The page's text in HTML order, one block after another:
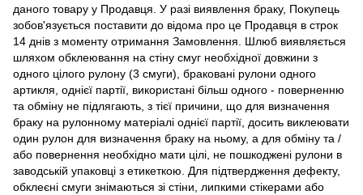
даного товару у Продавця. У разі виявлення браку, Покупець
зобов'язується поставити до відома про це Продавця в строк
14 днів з моменту отримання Замовлення. Шлюб виявляється
шляхом обклеювання на стіну смуг необхідної довжини з
одного цілого рулону (3 смуги), браковані рулони одного
артикля, однієї партії, використані більш одного - поверненню
та обміну не підлягають, з тієї причини, що для визначення
браку на рулонному матеріалі однієї партії, досить виклеювати
один рулон для визначення браку на ньому, а для обміну та /
або повернення необхідно мати цілі, не пошкоджені рулони в
заводській упаковці з етикеткою. Для підтвердження дефекту,
обклеєні смуги знімаються зі стіни, липкими стікерами або